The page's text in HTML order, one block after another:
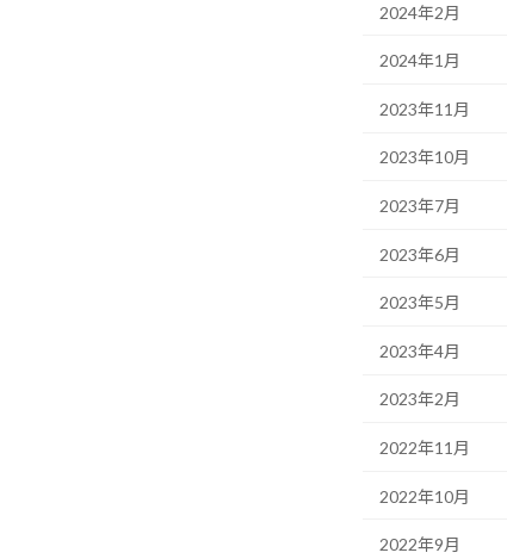
2024年2月
2024年1月
2023年11月
2023年10月
2023年7月
2023年6月
2023年5月
2023年4月
2023年2月
2022年11月
2022年10月
2022年9月